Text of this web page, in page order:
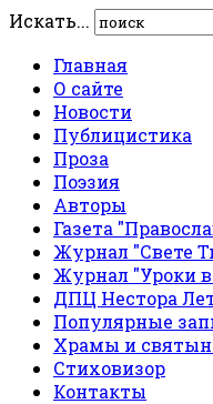
Искать...
Главная
О сайте
Новости
Публицистика
Проза
Поэзия
Авторы
Газета
Журнал "Свете
Журнал "Уроки
ДПЦ Нестора
Популярные
Храмы и
Стиховизор
Контакты